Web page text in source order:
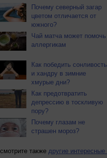
Почему северный загар
цветом отличается от
южного?
Чай матча может помочь
аллергикам
Как победить сонливость
и хандру в зимние
хмурые дни?
Как предотвратить
депрессию в тоскливую
пору?
Почему глазам не
страшен мороз?
также другие интересные